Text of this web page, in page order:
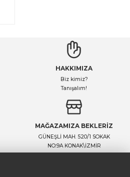
HAKKIMIZA
Biz kimiz?
Tanışalım!
MAĞAZAMIZA BEKLERİZ
GÜNEŞLİ MAH. 520/1 SOKAK
NO:9A KONAK\İZMİR